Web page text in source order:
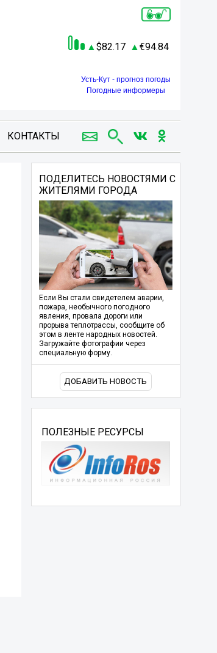
82.17 94.84
Усть-Кут - прогноз погоды
Погодные информеры
КОНТАКТЫ
ПОДЕЛИТЕСЬ НОВОСТЯМИ С
ЖИТЕЛЯМИ ГОРОДА
Если Вы стали свидетелем аварии,
пожара, необычного погодного
явления, провала дороги или
прорыва теплотрассы, сообщите об
этом в ленте народных новостей.
Загружайте фотографии через
специальную форму.
ДОБАВИТЬ НОВОСТЬ
ПОЛЕЗНЫЕ РЕСУРСЫ